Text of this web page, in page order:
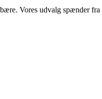
Vores udvalg spænder